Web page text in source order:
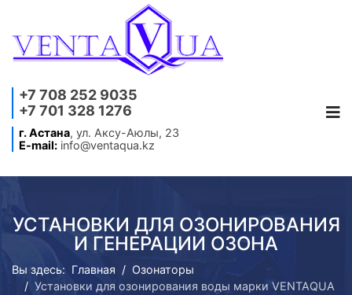
+7 708 252 9035
+7 701 328 1276
г. Астана, ул. Аксу-Аюлы, 23
E-mail: info@ventaqua.kz
УСТАНОВКИ ДЛЯ ОЗОНИРОВАНИЯ
И ГЕНЕРАЦИИ ОЗОНА
Вы здесь: Главная
Озонаторы
Установки для озонирования воды марки VENTAQUA